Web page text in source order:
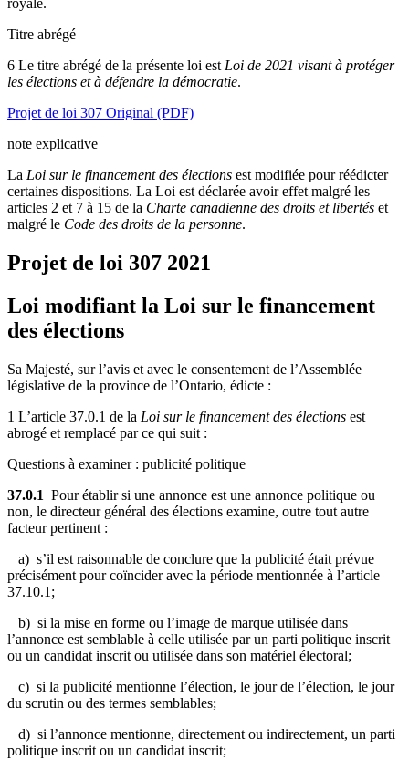
royale.
Titre abrégé
6 Le titre abrégé de la présente loi estLoi de 2021 visant à protéger
les élections et à défendre la démocratie.
Projet de loi 307 Original (PDF)
note explicative
La Loi sur le financement des élections est modifiée pour réédicter
certaines dispositions. La Loi est déclarée avoir effet malgré les
articles 2 et 7 à 15 de la Charte canadienne des droits et libertés et
malgré le Code des droits de la personne.
Projet de loi 307 2021
Loi modifiant la Loi sur le financement
des élections
Sa Majesté, sur l’avis et avec le consentement de l’Assemblée
législative de la province de l’Ontario, édicte :
1 L’article 37.0.1 de la Loi sur le financement des élections est
abrogé et remplacé par ce qui suit :
Questions à examiner : publicité politique
37.0.1 Pour établir si une annonce est une annonce politique ou
non, le directeur général des élections examine, outre tout autre
facteur pertinent :
a) s’il est raisonnable de conclure que la publicité était prévue
précisément pour coïncider avec la période mentionnée à l’article
37.10.1;
b) si la mise en forme ou l’image de marque utilisée dans
l’annonce est semblable à celle utilisée par un parti politique inscrit
ou un candidat inscrit ou utilisée dans son matériel électoral;
c) si la publicité mentionne l’élection, le jour de l’élection, le jour
du scrutin ou des termes semblables;
d) si l’annonce mentionne, directement ou indirectement, un parti
politique inscrit ou un candidat inscrit;